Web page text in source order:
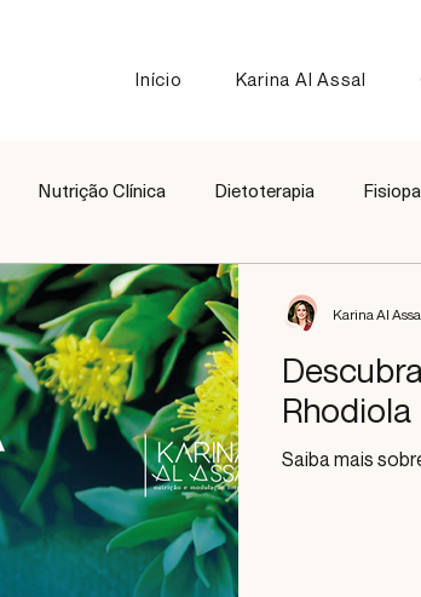
Início Karina Al Assal
Nutrição Clínica Dietoterapia
Nutrição Esportiva Receitas
Rhodiola
Saiba mais
Karina Al